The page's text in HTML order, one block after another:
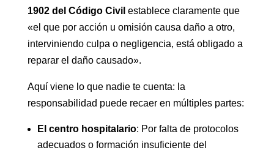
1902 del Código Civil establece claramente que
«el que por acción u omisión causa daño a otro,
interviniendo culpa o negligencia, está obligado a
reparar el daño causado».
Aquí viene lo que nadie te cuenta: la
responsabilidad puede recaer en múltiples partes:
El centro hospitalario: Por falta de protocolos
adecuados o formación insuficiente del